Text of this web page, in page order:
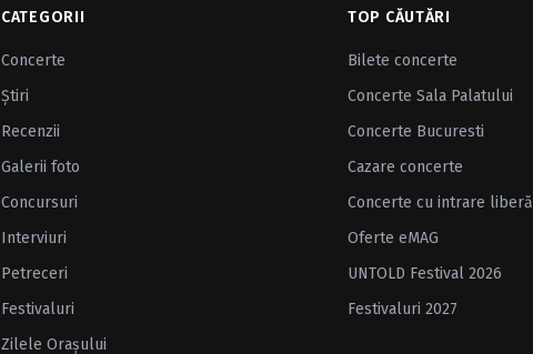
CATEGORII
Concerte
Ştiri
Recenzii
Galerii foto
Concursuri
Interviuri
Petreceri
Festivaluri
Zilele Oraşului
TOP CĂUTĂRI
Bilete concerte
Concerte Sala Palatului
Concerte Bucuresti
Cazare concerte
Concerte cu intrare liberă
Oferte eMAG
UNTOLD Festival 2026
Festivaluri 2027